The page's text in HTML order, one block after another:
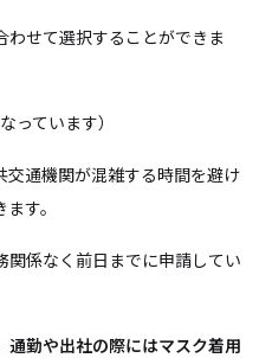
せて選択することができま
っています）
通機関が混雑する時間を避け
す。
関係なく前日までに申請してい
通勤や出社の際にはマスク着用